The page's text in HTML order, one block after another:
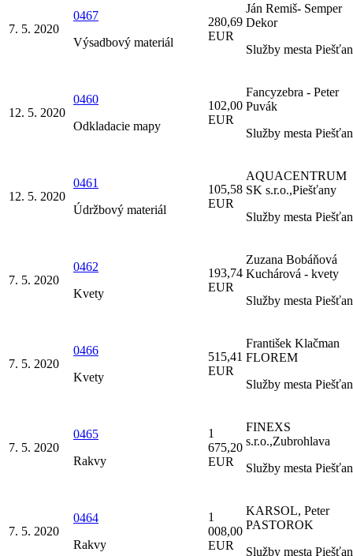
7. 5. 2020
0467
Výsadbový materiál
280,69
EUR
Ján Remiš- Semper
Dekor
Služby mesta
12. 5. 2020
0460
Odkladacie mapy
102,00
EUR
Fancyzebra - Peter
Puvák
Služby mesta
12. 5. 2020
0461
Údržbový materiál
105,58
EUR
AQUACENTRUM
SK s.r.o.,Piešťany
Služby mesta
7. 5. 2020
0462
Kvety
193,74
EUR
Zuzana Bobáňová
Kuchárová - kvety
Služby mesta
7. 5. 2020
0466
Kvety
515,41
EUR
František Klačman
FLOREM
Služby mesta
7. 5. 2020
0465
Rakvy
1
675,20
EUR
FINEXS
s.r.o.,Zubrohlava
Služby mesta
7. 5. 2020
0464
Rakvy
1
008,00
EUR
KARSOL, Peter
PASTOROK
Služby mesta